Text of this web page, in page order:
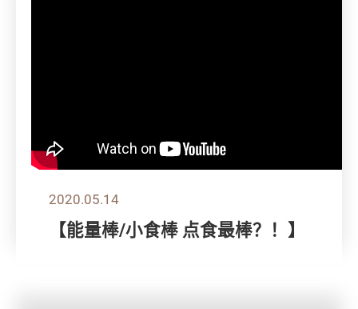
2020.05.14
【能量棒/小食棒 点食最棒？！】